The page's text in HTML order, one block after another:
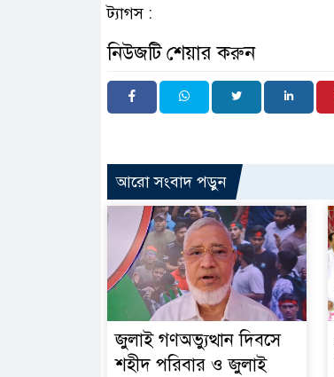
ট্যাগস :
নিউজটি শেয়ার করুন
আরো সংবাদ পড়ুন
জুলাই গণঅভ্যুত্থান দিবসে
শহীদ পরিবার ও জুলাই